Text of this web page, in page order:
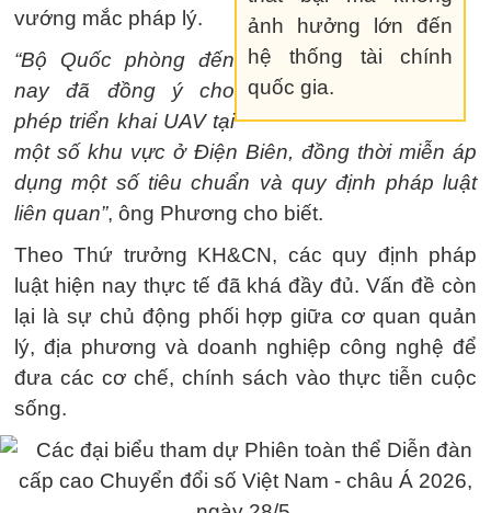
ảnh hưởng lớn đến
hệ thống tài chính
quốc gia.
vướng mắc pháp lý.
“Bộ Quốc phòng đến
nay đã đồng ý cho
phép triển khai UAV tại
một số khu vực ở Điện Biên, đồng thời miễn áp
dụng một số tiêu chuẩn và quy định pháp luật
liên quan”, ông Phương cho biết.
Theo Thứ trưởng KH&CN, các quy định pháp
luật hiện nay thực tế đã khá đầy đủ. Vấn đề còn
lại là sự chủ động phối hợp giữa cơ quan quản
lý, địa phương và doanh nghiệp công nghệ để
đưa các cơ chế, chính sách vào thực tiễn cuộc
sống.